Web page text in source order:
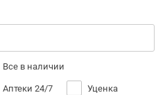
Все в наличии
Аптеки 24/7 Уценка